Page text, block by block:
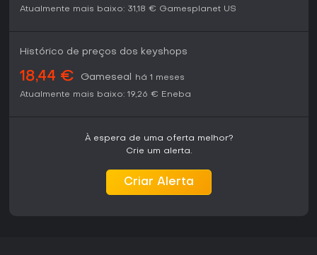
Atualmente mais baixo: 31,18 € Gamesplanet US
Histórico de preços dos keyshops
18,44 € Gameseal
há 1 meses
Atualmente mais baixo: 19,26 € Eneba
À espera de uma oferta melhor?
Crie um alerta.
Criar Alerta